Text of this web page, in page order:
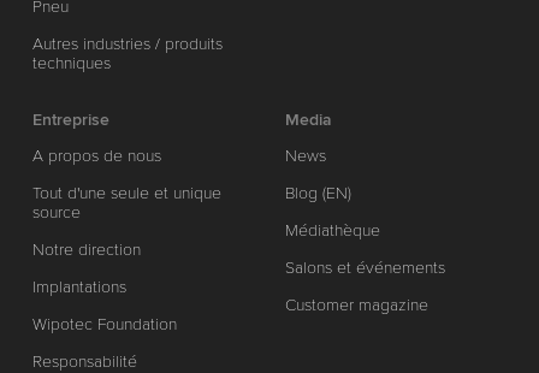
Pneu
Autres industries / produits
techniques
Entreprise
A propos de nous
Tout d'une seule et unique
source
Notre direction
Implantations
Wipotec Foundation
Responsabilité
Media
News
Blog (EN)
Médiathèque
Salons et événements
Customer magazine